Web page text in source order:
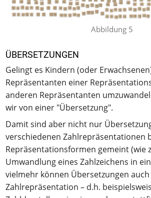
Abbildung 5
ÜBERSETZUNGEN
Gelingt es Kindern (oder
Repräsentanten einer
anderen Repräsentanten
wir von einer "Übersetzung".
Damit sind aber nicht nur
verschiedenen Zahlrepräsentationen
Repräsentationsformen gemeint (wie
Umwandlung eines Zahlzeichens in
vielmehr können Übersetzungen
Zahlrepräsentation – d.h.